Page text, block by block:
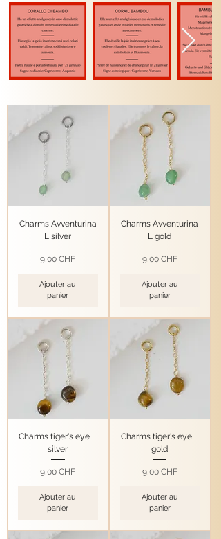
Charms Avventurina
L silver
Prix
9,00 CHF
Ajouter au
panier
Charms Avventurina
L gold
Prix
9,00 CHF
Ajouter au
panier
Charms tiger's eye L
silver
Prix
9,00 CHF
Ajouter au
panier
Charms tiger's eye L
gold
Prix
9,00 CHF
Ajouter au
panier